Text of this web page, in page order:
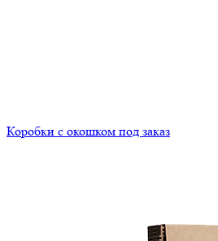
Коробки с окошком под заказ